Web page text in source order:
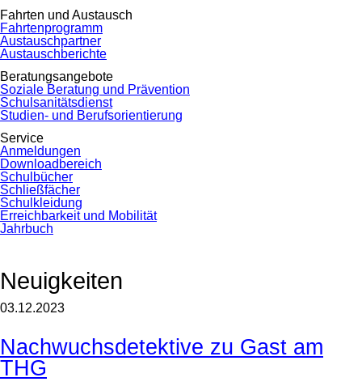
Fahrten und Austausch
Fahrtenprogramm
Austauschpartner
Austauschberichte
Beratungsangebote
Soziale Beratung und Prävention
Schulsanitätsdienst
Studien- und Berufsorientierung
Service
Anmeldungen
Downloadbereich
Schulbücher
Schließfächer
Schulkleidung
Erreichbarkeit und Mobilität
Jahrbuch
Neuigkeiten
03.12.2023
Nachwuchsdetektive zu Gast am
THG